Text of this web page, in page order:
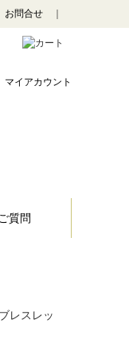
お問合せ
マイアカウント
質問
レスレッ